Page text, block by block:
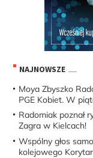
NAJNOWSZE
Moya Zbyszko
PGE Kobiet. W
Radomiak poznał
Zagra w Kielcach!
Wspólny głos
kolejowego